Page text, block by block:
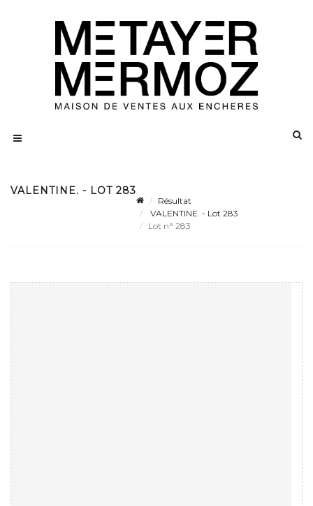
VALENTINE. - LOT 283
Résultat
VALENTINE. - Lot 283
Lot n° 283